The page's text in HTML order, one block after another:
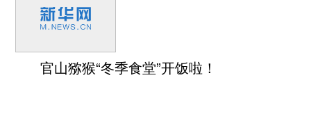
官山猕猴“冬季食堂”开饭啦！